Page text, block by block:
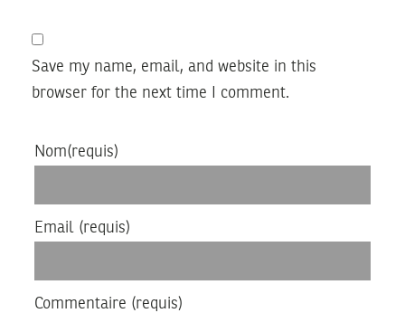
Save my name, email, and website in this
browser for the next time I comment.
Nom(requis)
Email (requis)
Commentaire (requis)